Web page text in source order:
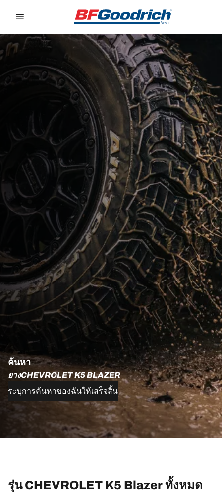
ค้นหา
ยางCHEVROLET K5 BLAZER
ระบุการค้นหาของฉันให้เสร็จสิ้น
รุ่น CHEVROLET K5 Blazer ทั้งหมด